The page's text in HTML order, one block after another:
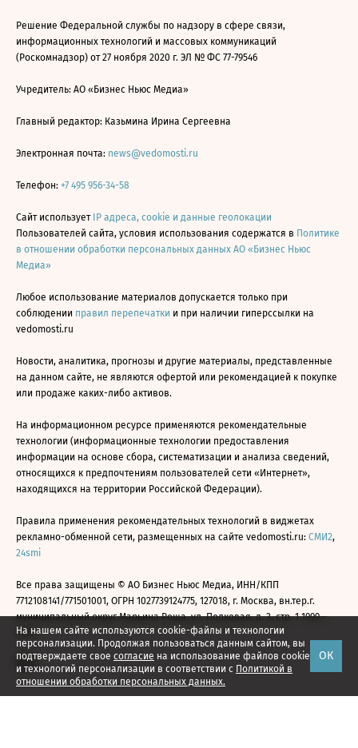
На нашем сайте используются cookie-файлы и технологии
персонализации. Продолжая пользоваться данным сайтом, вы
подтверждаете свое согласие на использование файлов cookie
и технологий персонализации в соответствии с Политикой в
отношении обработки персональных данных.
ОК
Решение Федеральной службы по надзору в сфере связи,
информационных технологий и массовых коммуникаций
(Роскомнадзор) от 27 ноября 2020 г. ЭЛ № ФС 77-79546
Учредитель: АО «Бизнес Ньюс Медиа»
Главный редактор: Казьмина Ирина Сергеевна
Электронная почта: news@vedomosti.ru
Телефон: +7 495 956-34-58
Сайт использует IP адреса, cookie и данные геолокации
Пользователей сайта, условия использования содержатся в Политике
в отношении обработки персональных данных АО «Бизнес Ньюс
Медиа»
Любое использование материалов допускается только при
соблюдении правил перепечатки и при наличии гиперссылки на
vedomosti.ru
Новости, аналитика, прогнозы и другие материалы, представленные
на данном сайте, не являются офертой или рекомендацией к покупке
или продаже каких-либо активов.
На информационном ресурсе применяются рекомендательные
технологии (информационные технологии предоставления
информации на основе сбора, систематизации и анализа сведений,
относящихся к предпочтениям пользователей сети «Интернет»,
находящихся на территории Российской Федерации).
Правила применения рекомендательных технологий в виджетах
рекламно-обменной сети, размещенных на сайте vedomosti.ru: СМИ2,
24smi
Все права защищены © АО Бизнес Ньюс Медиа, ИНН/КПП
7712108141/771501001, ОГРН 1027739124775, 127018, г. Москва, вн.тер.г.
муниципальный округ Марьина Роща, ул. Полковая, д. 3, стр. 1 1999—
2026